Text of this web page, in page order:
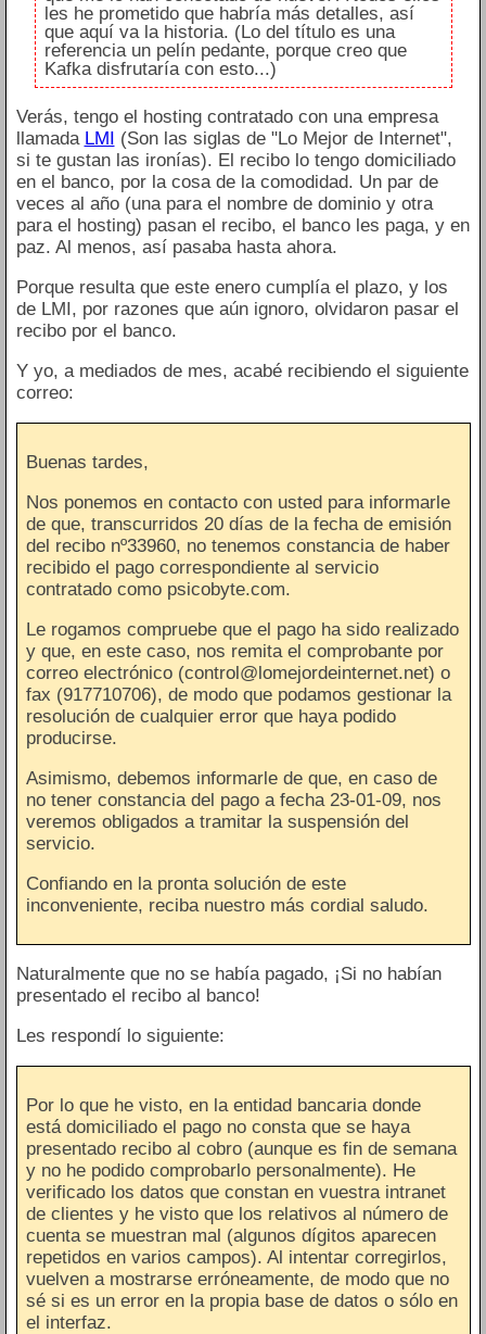
les he prometido que habría más detalles, así
que aquí va la historia. (Lo del título es una
referencia un pelín pedante, porque creo que
Kafka disfrutaría con esto...)
Verás, tengo el hosting contratado con una empresa
llamada LMI
(Son las siglas de "Lo Mejor de Internet",
si te gustan las ironías). El recibo lo tengo domiciliado
en el banco, por la cosa de la comodidad. Un par de
veces al año (una para el nombre de dominio y otra
para el hosting) pasan el recibo, el banco les paga, y en
paz. Al menos, así pasaba hasta ahora.
Porque resulta que este enero cumplía el plazo, y los
de LMI, por razones que aún ignoro, olvidaron pasar el
recibo por el banco.
Y yo, a mediados de mes, acabé recibiendo el siguiente
correo:
Buenas tardes,
Nos ponemos en contacto con usted para informarle
de que, transcurridos 20 días de la fecha de emisión
del recibo nº33960, no tenemos constancia de haber
recibido el pago correspondiente al servicio
contratado como psicobyte.com.
Le rogamos compruebe que el pago ha sido realizado
y que, en este caso, nos remita el comprobante por
correo electrónico (control@lomejordeinternet.net) o
fax (917710706), de modo que podamos gestionar la
resolución de cualquier error que haya podido
producirse.
Asimismo, debemos informarle de que, en caso de
no tener constancia del pago a fecha 23-01-09, nos
veremos obligados a tramitar la suspensión del
servicio.
Confiando en la pronta solución de este
inconveniente, reciba nuestro más cordial saludo.
Naturalmente que no se había pagado, ¡Si no habían
presentado el recibo al banco!
Les respondí lo siguiente:
Por lo que he visto, en la entidad bancaria donde
está domiciliado el pago no consta que se haya
presentado recibo al cobro (aunque es fin de semana
y no he podido comprobarlo personalmente). He
verificado los datos que constan en vuestra intranet
de clientes y he visto que los relativos al número de
cuenta se muestran mal (algunos dígitos aparecen
repetidos en varios campos). Al intentar corregirlos,
vuelven a mostrarse erróneamente, de modo que no
sé si es un error en la propia base de datos o sólo en
el interfaz.